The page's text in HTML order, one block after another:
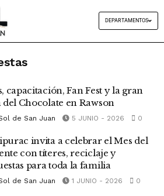
DEPARTAMENTOS
capacitación, Fan Fest y la gran
del Chocolate en Rawson
de San Juan 5 JUNIO - 2026 0
invita a celebrar el Mes del
con títeres, reciclaje y
para toda la familia
de San Juan 1 JUNIO - 2026 0